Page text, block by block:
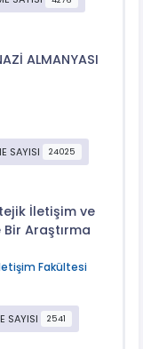
ALMANYASI
SAYISI 24025
İletişim ve
Araştırma
Fakültesi
SAYISI 2541